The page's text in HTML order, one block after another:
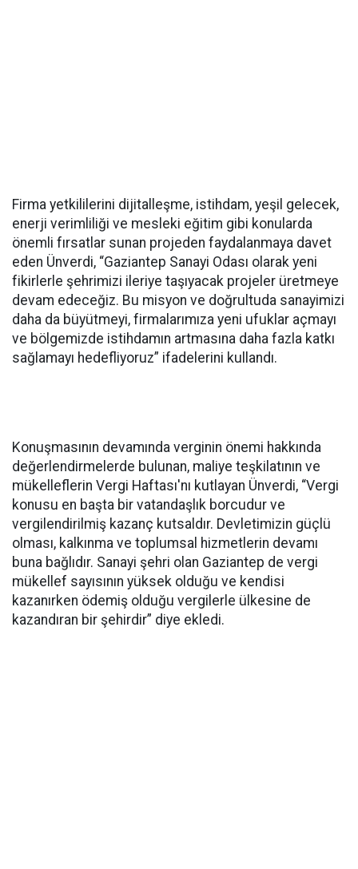
Firma yetkililerini dijitalleşme, istihdam, yeşil gelecek,
enerji verimliliği ve mesleki eğitim gibi konularda
önemli fırsatlar sunan projeden faydalanmaya davet
eden Ünverdi, “Gaziantep Sanayi Odası olarak yeni
fikirlerle şehrimizi ileriye taşıyacak projeler üretmeye
devam edeceğiz. Bu misyon ve doğrultuda sanayimizi
daha da büyütmeyi, firmalarımıza yeni ufuklar açmayı
ve bölgemizde istihdamın artmasına daha fazla katkı
sağlamayı hedefliyoruz” ifadelerini kullandı.
Konuşmasının devamında verginin önemi hakkında
değerlendirmelerde bulunan, maliye teşkilatının ve
mükelleflerin Vergi Haftası'nı kutlayan Ünverdi, “Vergi
konusu en başta bir vatandaşlık borcudur ve
vergilendirilmiş kazanç kutsaldır. Devletimizin güçlü
olması, kalkınma ve toplumsal hizmetlerin devamı
buna bağlıdır. Sanayi şehri olan Gaziantep de vergi
mükellef sayısının yüksek olduğu ve kendisi
kazanırken ödemiş olduğu vergilerle ülkesine de
kazandıran bir şehirdir” diye ekledi.